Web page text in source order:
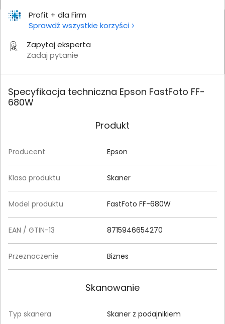
Profit + dla Firm
Sprawdź wszystkie korzyści
Zapytaj eksperta
Zadaj pytanie
Specyfikacja techniczna Epson FastFoto FF-
680W
Produkt
Producent Epson
Klasa produktu Skaner
Model produktu FastFoto FF-680W
EAN / GTIN-13 8715946654270
Przeznaczenie Biznes
Skanowanie
Typ skanera Skaner z podajnikiem